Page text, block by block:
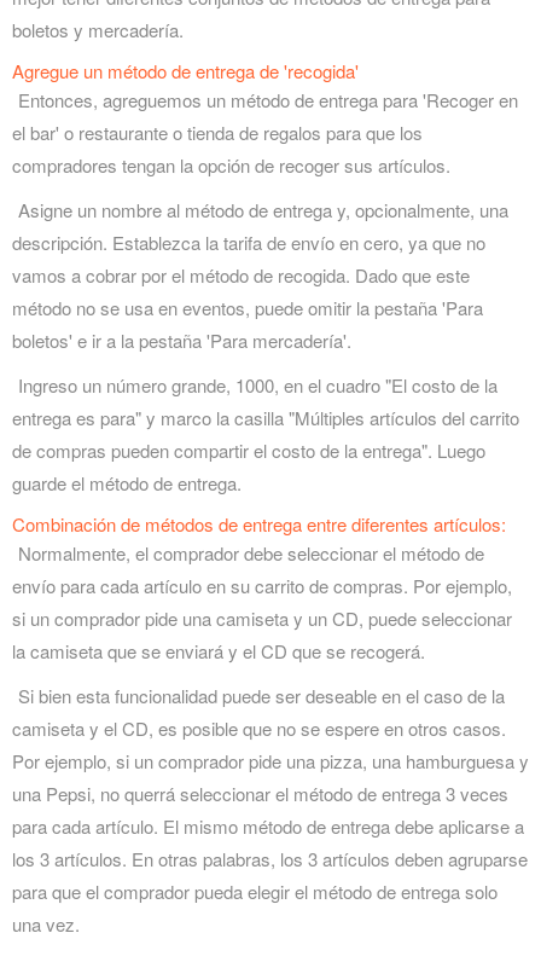
boletos y mercadería.
Agregue un método de entrega de 'recogida'
Entonces, agreguemos un método de entrega para 'Recoger en
el bar' o restaurante o tienda de regalos para que los
compradores tengan la opción de recoger sus artículos.
Asigne un nombre al método de entrega y, opcionalmente, una
descripción. Establezca la tarifa de envío en cero, ya que no
vamos a cobrar por el método de recogida. Dado que este
método no se usa en eventos, puede omitir la pestaña 'Para
boletos' e ir a la pestaña 'Para mercadería'.
Ingreso un número grande, 1000, en el cuadro "El costo de la
entrega es para" y marco la casilla "Múltiples artículos del carrito
de compras pueden compartir el costo de la entrega". Luego
guarde el método de entrega.
Combinación de métodos de entrega entre diferentes artículos:
Normalmente, el comprador debe seleccionar el método de
envío para cada artículo en su carrito de compras. Por ejemplo,
si un comprador pide una camiseta y un CD, puede seleccionar
la camiseta que se enviará y el CD que se recogerá.
Si bien esta funcionalidad puede ser deseable en el caso de la
camiseta y el CD, es posible que no se espere en otros casos.
Por ejemplo, si un comprador pide una pizza, una hamburguesa y
una Pepsi, no querrá seleccionar el método de entrega 3 veces
para cada artículo. El mismo método de entrega debe aplicarse a
los 3 artículos. En otras palabras, los 3 artículos deben agruparse
para que el comprador pueda elegir el método de entrega solo
una vez.